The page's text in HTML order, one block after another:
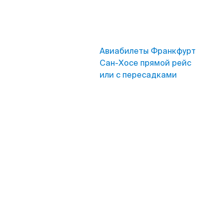
Авиабилеты Франкфурт
Сан-Хосе прямой рейс
или с пересадками